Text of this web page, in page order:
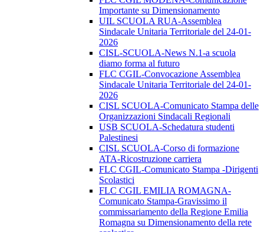
Importante su Dimensionamento
UIL SCUOLA RUA-Assemblea
Sindacale Unitaria Territoriale del 24-01-
2026
CISL-SCUOLA-News N.1-a scuola
diamo forma al futuro
FLC CGIL-Convocazione Assemblea
Sindacale Unitaria Territoriale del 24-01-
2026
CISL SCUOLA-Comunicato Stampa delle
Organizzazioni Sindacali Regionali
USB SCUOLA-Schedatura studenti
Palestinesi
CISL SCUOLA-Corso di formazione
ATA-Ricostruzione carriera
FLC CGIL-Comunicato Stampa -Dirigenti
Scolastici
FLC CGIL EMILIA ROMAGNA-
Comunicato Stampa-Gravissimo il
commissariamento della Regione Emilia
Romagna su Dimensionamento della rete